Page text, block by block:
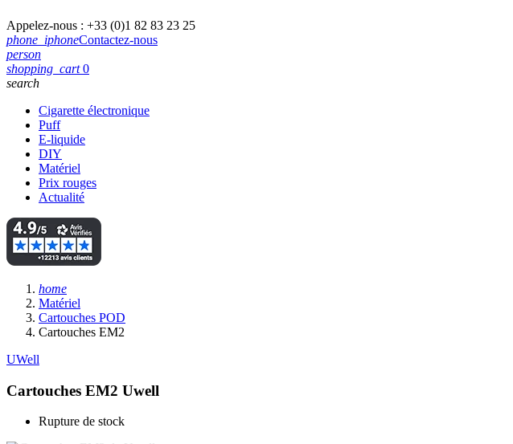
Appelez-nous : +33 (0)1 82 83 23 25
phone_iphoneContactez-nous
person
shopping_cart 0
search
Cigarette électronique
Puff
E-liquide
DIY
Matériel
Prix rouges
Actualité
home
Matériel
Cartouches POD
Cartouches EM2
UWell
Cartouches EM2 Uwell
Rupture de stock